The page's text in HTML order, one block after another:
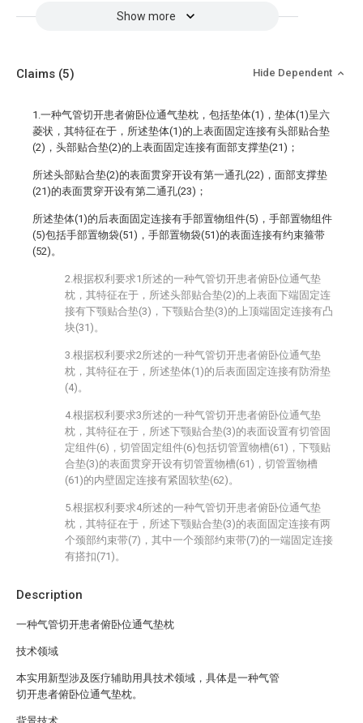
Show more
Description
一种气管切开患者俯卧位通气垫枕
技术领域
本实用新型涉及医疗辅助用具技术领域，具体是一种气管
切开患者俯卧位通气垫枕。
Claims (5) Hide Dependent
1.一种气管切开患者俯卧位通气垫枕，包括垫体(1)，垫体(1)呈六
菱状，其特征在于，所述垫体(1)的上表面固定连接有头部贴合垫
(2)，头部贴合垫(2)的上表面固定连接有面部支撑垫(21)；
所述头部贴合垫(2)的表面贯穿开设有第一通孔(22)，面部支撑垫
(21)的表面贯穿开设有第二通孔(23)；
所述垫体(1)的后表面固定连接有手部置物组件(5)，手部置物组件
(5)包括手部置物袋(51)，手部置物袋(51)的表面连接有约束箍带
(52)。
2.根据权利要求1所述的一种气管切开患者俯卧位通气垫
枕，其特征在于，所述头部贴合垫(2)的上表面下端固定连
接有下颚贴合垫(3)，下颚贴合垫(3)的上顶端固定连接有凸
块(31)。
3.根据权利要求2所述的一种气管切开患者俯卧位通气垫
枕，其特征在于，所述垫体(1)的后表面固定连接有防滑垫
(4)。
4.根据权利要求3所述的一种气管切开患者俯卧位通气垫
枕，其特征在于，所述下颚贴合垫(3)的表面设置有切管固
定组件(6)，切管固定组件(6)包括切管置物槽(61)，下颚贴
合垫(3)的表面贯穿开设有切管置物槽(61)，切管置物槽
(61)的内壁固定连接有紧固软垫(62)。
5.根据权利要求4所述的一种气管切开患者俯卧位通气垫
枕，其特征在于，所述下颚贴合垫(3)的表面固定连接有两
个颈部约束带(7)，其中一个颈部约束带(7)的一端固定连接
有搭扣(71)。